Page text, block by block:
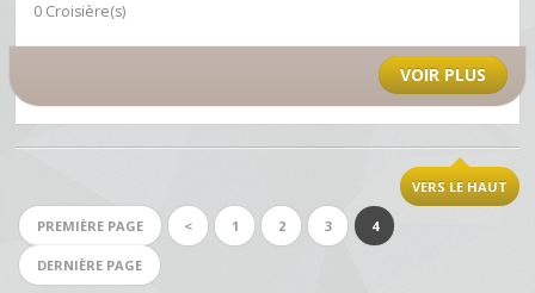
0 Croisière(s)
VOIR PLUS
VERS LE HAUT
PREMIÈRE PAGE < 1 2 3 4
DERNIÈRE PAGE